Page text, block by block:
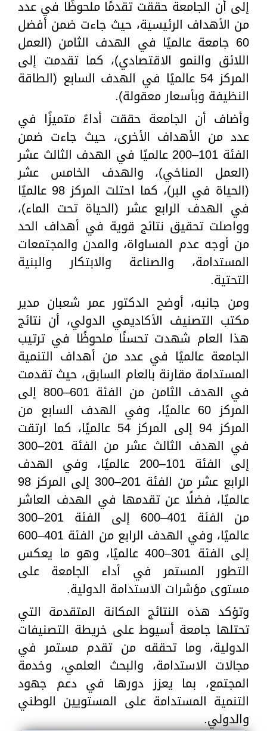
إلى أن الجامعة حققت تقدمًا ملحوظًا في عدد
من الأهداف الرئيسية، حيث جاءت ضمن أفضل
60 جامعة عالميًا في الهدف الثامن (العمل
اللائق والنمو الاقتصادي)، كما تقدمت إلى
المركز 54 عالميًا في الهدف السابع (الطاقة
النظيفة وبأسعار معقولة).
وأضاف أن الجامعة حققت أداءً متميزًا في
عدد من الأهداف الأخرى، حيث جاءت ضمن
الفئة 101–200 عالميًا في الهدف الثالث عشر
(العمل المناخي)، والهدف الخامس عشر
(الحياة في البر)، كما احتلت المركز 98 عالميًا
في الهدف الرابع عشر (الحياة تحت الماء)،
وواصلت تحقيق نتائج قوية في أهداف الحد
من أوجه عدم المساواة، والمدن والمجتمعات
المستدامة، والصناعة والابتكار والبنية
التحتية.
ومن جانبه، أوضح الدكتور عمر شعبان مدير
مكتب التصنيف الأكاديمي الدولي، أن نتائج
هذا العام شهدت تحسنًا ملحوظًا في ترتيب
الجامعة عالميًا في عدد من أهداف التنمية
المستدامة مقارنة بالعام السابق، حيث تقدمت
في الهدف الثامن من الفئة 601–800 إلى
المركز 60 عالميًا، وفي الهدف السابع من
المركز 94 إلى المركز 54 عالميًا، كما ارتقت
في الهدف الثالث عشر من الفئة 201–300
إلى الفئة 101–200 عالميًا، وفي الهدف
الرابع عشر من الفئة 201–300 إلى المركز 98
عالميًا، فضلًا عن تقدمها في الهدف العاشر
من الفئة 401–600 إلى الفئة 201–300
عالميًا، وفي الهدف الرابع من الفئة 401–600
إلى الفئة 301–400 عالميًا، وهو ما يعكس
التطور المستمر في أداء الجامعة على
مستوى مؤشرات الاستدامة الدولية.
وتؤكد هذه النتائج المكانة المتقدمة التي
تحتلها جامعة أسيوط على خريطة التصنيفات
الدولية، وما تحققه من تقدم مستمر في
مجالات الاستدامة، والبحث العلمي، وخدمة
المجتمع، بما يعزز دورها في دعم جهود
التنمية المستدامة على المستويين الوطني
والدولي.